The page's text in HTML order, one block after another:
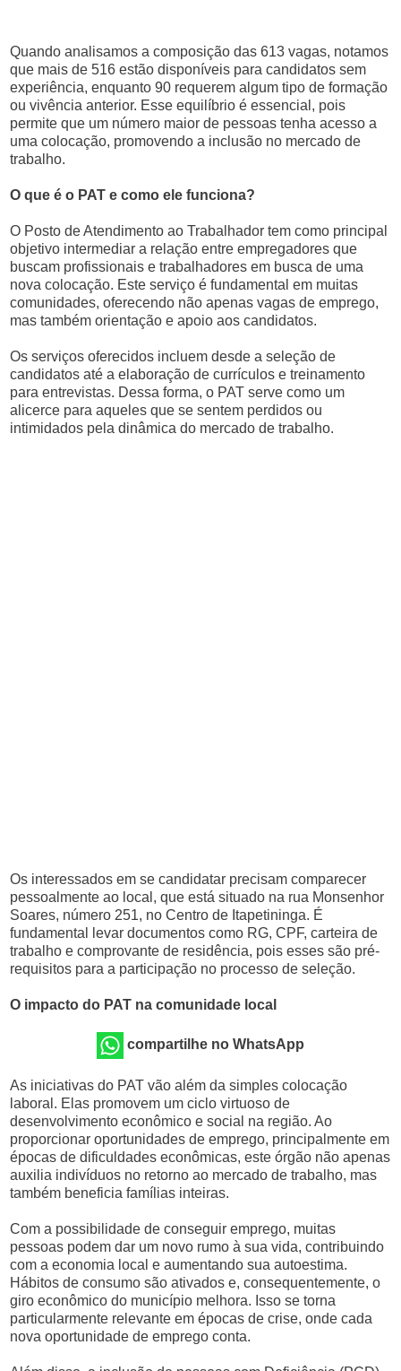
Quando analisamos a composição das 613 vagas, notamos
que mais de 516 estão disponíveis para candidatos sem
experiência, enquanto 90 requerem algum tipo de formação
ou vivência anterior. Esse equilíbrio é essencial, pois
permite que um número maior de pessoas tenha acesso a
uma colocação, promovendo a inclusão no mercado de
trabalho.
O que é o PAT e como ele funciona?
O Posto de Atendimento ao Trabalhador tem como principal
objetivo intermediar a relação entre empregadores que
buscam profissionais e trabalhadores em busca de uma
nova colocação. Este serviço é fundamental em muitas
comunidades, oferecendo não apenas vagas de emprego,
mas também orientação e apoio aos candidatos.
Os serviços oferecidos incluem desde a seleção de
candidatos até a elaboração de currículos e treinamento
para entrevistas. Dessa forma, o PAT serve como um
alicerce para aqueles que se sentem perdidos ou
intimidados pela dinâmica do mercado de trabalho.
Os interessados em se candidatar precisam comparecer
pessoalmente ao local, que está situado na rua Monsenhor
Soares, número 251, no Centro de Itapetininga. É
fundamental levar documentos como RG, CPF, carteira de
trabalho e comprovante de residência, pois esses são pré-
requisitos para a participação no processo de seleção.
O impacto do PAT na comunidade local
compartilhe no WhatsApp
As iniciativas do PAT vão além da simples colocação
laboral. Elas promovem um ciclo virtuoso de
desenvolvimento econômico e social na região. Ao
proporcionar oportunidades de emprego, principalmente em
épocas de dificuldades econômicas, este órgão não apenas
auxilia indivíduos no retorno ao mercado de trabalho, mas
também beneficia famílias inteiras.
Com a possibilidade de conseguir emprego, muitas
pessoas podem dar um novo rumo à sua vida, contribuindo
com a economia local e aumentando sua autoestima.
Hábitos de consumo são ativados e, consequentemente, o
giro econômico do município melhora. Isso se torna
particularmente relevante em épocas de crise, onde cada
nova oportunidade de emprego conta.